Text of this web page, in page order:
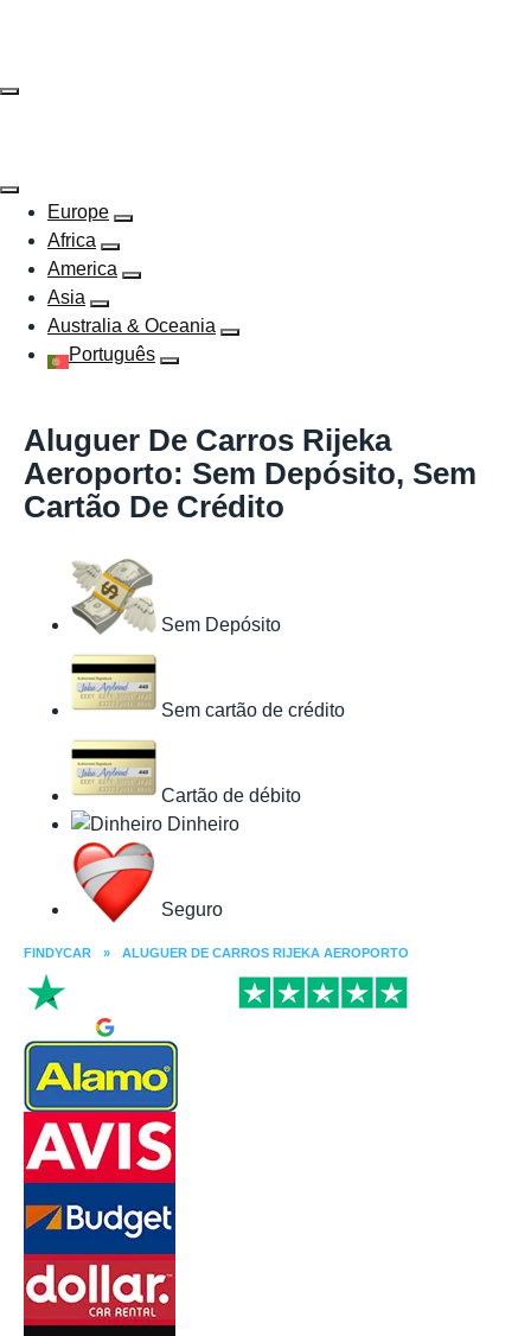
Europe
Africa
America
Asia
Australia & Oceania
Português
Aluguer De Carros Rijeka
Aeroporto: Sem Depósito, Sem
Cartão De Crédito
Sem Depósito
Sem cartão de crédito
Cartão de débito
Dinheiro
Seguro
FINDYCAR » ALUGUER DE CARROS RIJEKA AEROPORTO